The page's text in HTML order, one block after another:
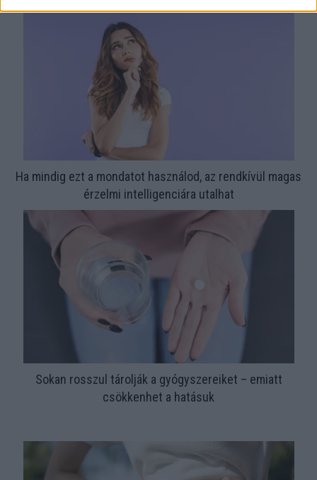
Ha mindig ezt a mondatot használod, az rendkívül magas
érzelmi intelligenciára utalhat
Sokan rosszul tárolják a gyógyszereiket – emiatt
csökkenhet a hatásuk